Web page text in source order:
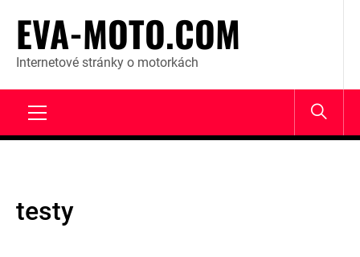
content
EVA-MOTO.COM
Internetové stránky o motorkách
testy